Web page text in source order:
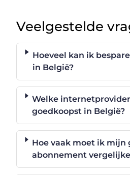
Veelgestelde
Hoeveel kan ik
in België?
Welke
goedkoopst in België?
Hoe vaak moet ik mijn
abonnement